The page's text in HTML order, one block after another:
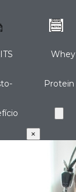
Whey
Protein
×